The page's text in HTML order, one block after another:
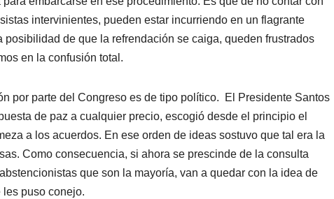
intervinientes, pueden estar incurriendo en un flagrante
posibilidad de que la refrendación se caiga, queden frustrados
en la confusión total.
por parte del Congreso es de tipo político. El Presidente Santos
de paz a cualquier precio, escogió desde el principio el
a los acuerdos. En ese orden de ideas sostuvo que tal era la
Como consecuencia, si ahora se prescinde de la consulta
que son la mayoría, van a quedar con la idea de
puso conejo.